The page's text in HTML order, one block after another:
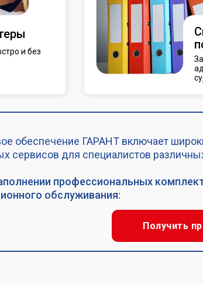
и без
Получить
обеспечение ГАРАНТ включает
сервисов для специалистов
профессиональных
обслуживания: